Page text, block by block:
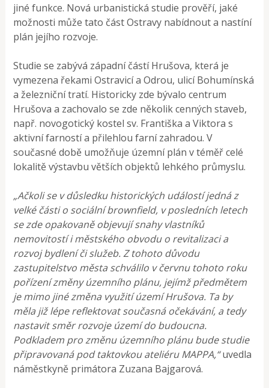
jiné funkce. Nová urbanistická studie prověří, jaké
možnosti může tato část Ostravy nabídnout a nastíní
plán jejího rozvoje.
Studie se zabývá západní částí Hrušova, která je
vymezena řekami Ostravicí a Odrou, ulicí Bohumínská
a železniční tratí. Historicky zde bývalo centrum
Hrušova a zachovalo se zde několik cenných staveb,
např. novogotický kostel sv. Františka a Viktora s
aktivní farností a přilehlou farní zahradou. V
současné době umožňuje územní plán v téměř celé
lokalitě výstavbu větších objektů lehkého průmyslu.
„Ačkoli se v důsledku historických událostí jedná z
velké části o sociální brownfield, v posledních letech
se zde opakovaně objevují snahy vlastníků
nemovitostí i městského obvodu o revitalizaci a
rozvoj bydlení či služeb. Z tohoto důvodu
zastupitelstvo města schválilo v červnu tohoto roku
pořízení změny územního plánu, jejímž předmětem
je mimo jiné změna využití území Hrušova. Ta by
měla již lépe reflektovat současná očekávání, a tedy
nastavit směr rozvoje území do budoucna.
Podkladem pro změnu územního plánu bude studie
připravovaná pod taktovkou ateliéru MAPPA,“uvedla
náměstkyně primátora Zuzana Bajgarová.